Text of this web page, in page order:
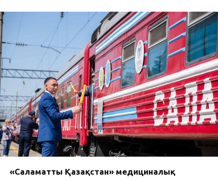
«Саламатты Қазақстан» медициналық